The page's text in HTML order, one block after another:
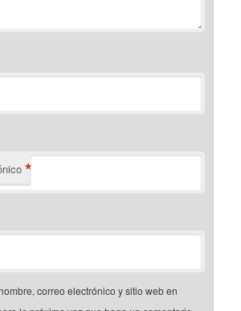
*
correo electrónico y sitio web en